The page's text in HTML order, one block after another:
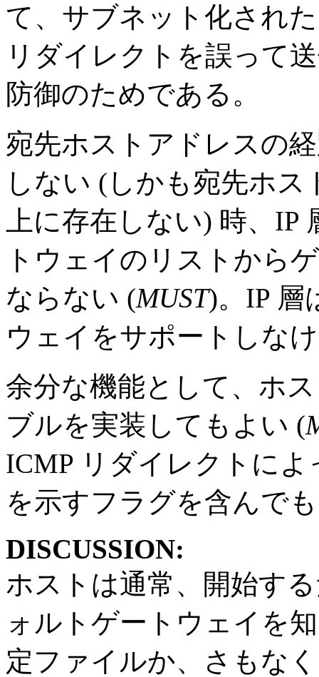
て、サブネット化され
リダイレクトを誤って
防御のためである。
宛先ホストアドレスの
しない (しかも宛先ホ
上に存在しない) 時、
トウェイのリストから
ならない (MUST)。IP 層
ウェイをサポートしな
余分な機能として、ホ
ブルを実装してもよい (
ICMP リダイレクトに
を示すフラグを含んで
DISCUSSION:
ホストは通常、開始す
ォルトゲートウェイを
定ファイルか、さもな